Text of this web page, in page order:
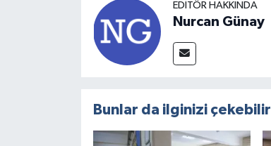
EDITÖR HAKKINDA
Nurcan Günay
Bunlar da ilginizi çekebilir